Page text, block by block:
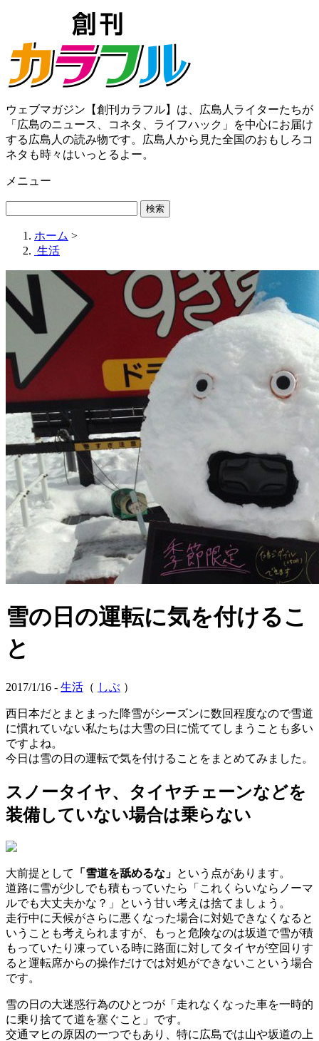
ウェブマガジン【創刊カラフル】は、広島人ライターたちが
「広島のニュース、コネタ、ライフハック」を中心にお届け
する広島人の読み物です。広島人から見た全国のおもしろコ
ネタも時々はいっとるよー。
メニュー
ホーム >
生活
雪の日の運転に気を付けるこ
と
2017/1/16 - 生活 （ しぶ ）
西日本だとまとまった降雪がシーズンに数回程度なので雪道
に慣れていない私たちは大雪の日に慌ててしまうことも多い
ですよね。
今日は雪の日の運転で気を付けることをまとめてみました。
スノータイヤ、タイヤチェーンなどを
装備していない場合は乗らない
大前提として 「雪道を舐めるな」 という点があります。
道路に雪が少しでも積もっていたら「これくらいならノーマ
ルでも大丈夫かな？」という甘い考えは捨てましょう。
走行中に天候がさらに悪くなった場合に対処できなくなると
いうことも考えられますが、もっと危険なのは坂道で雪が積
もっていたり凍っている時に路面に対してタイヤが空回りす
ると運転席からの操作だけでは対処ができないこという場合
です。
雪の日の大迷惑行為のひとつが「走れなくなった車を一時的
に乗り捨てて道を塞ぐこと」です。
交通マヒの原因の一つでもあり、特に広島では山や坂道の上